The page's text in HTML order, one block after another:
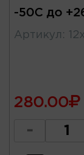
-50С до
Артикул :
280.00
-